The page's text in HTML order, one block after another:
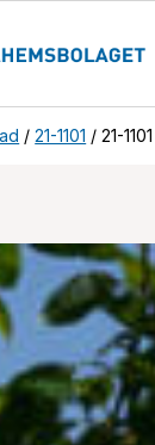
/21-1101 /21-1101